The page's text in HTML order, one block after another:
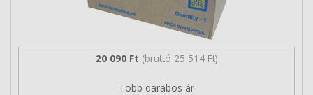
20 090 Ft (bruttó 25 514 Ft)
Több darabos ár